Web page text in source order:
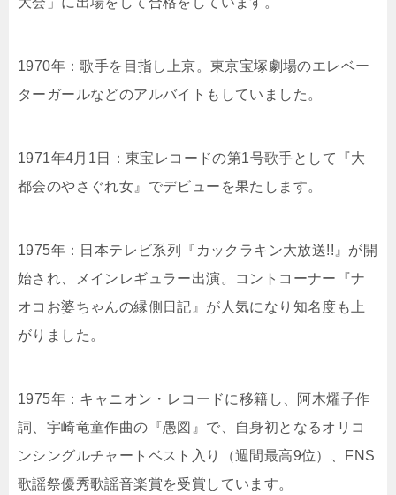
1970年：歌手を目指し上京。東京宝塚劇場のエレベー
ターガールなどのアルバイトもしていました。
1971年4月1日：東宝レコードの第1号歌手として『大
都会のやさぐれ女』でデビューを果たします。
1975年：日本テレビ系列『カックラキン大放送!!』が開
始され、メインレギュラー出演。コントコーナー『ナ
オコお婆ちゃんの縁側日記』が人気になり知名度も上
がりました。
1975年：キャニオン・レコードに移籍し、阿木燿子作
詞、宇崎竜童作曲の『愚図』で、自身初となるオリコ
ンシングルチャートベスト入り（週間最高9位）、FNS
歌謡祭優秀歌謡音楽賞を受賞しています。